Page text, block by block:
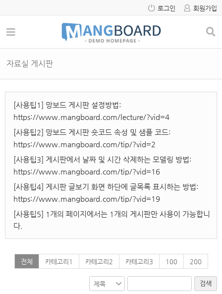
로그인 회원가입
자료실 게시판
[사용팁1] 망보드 게시판 설정방법:
https://www.mangboard.com/lecture/?vid=4
[사용팁2] 망보드 게시판 숏코드 속성 및 샘플 코드:
https://www.mangboard.com/tip/?vid=2
[사용팁3] 게시판에서 날짜 및 시간 삭제하는 모델링 방법:
https://www.mangboard.com/tip/?vid=16
[사용팁4] 게시판 글보기 화면 하단에 글목록 표시하는 방법:
https://www.mangboard.com/tip/?vid=19
[사용팁5] 1개의 페이지에서는 1개의 게시판만 사용이 가능합니
다.
전체 카테고리1 카테고리2 카테고리3 100 200
검색